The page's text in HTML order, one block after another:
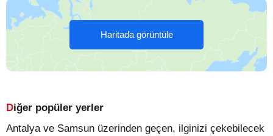
Haritada görüntüle
Diğer popüler yerler
Antalya ve Samsun üzerinden geçen, ilginizi çekebilecek